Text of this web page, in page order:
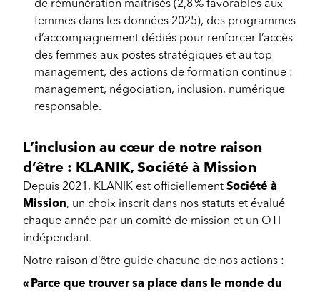
de rémunération maîtrisés (2,8 % favorables aux
femmes dans les données 2025), des programmes
d’accompagnement dédiés pour renforcer l’accès
des femmes aux postes stratégiques et au top
management, des actions de formation continue :
management, négociation, inclusion, numérique
responsable.
L’inclusion au cœur de notre raison
d’être : KLANIK, Société à Mission
Depuis 2021, KLANIK est officiellement Société à
Mission, un choix inscrit dans nos statuts et évalué
chaque année par un comité de mission et un OTI
indépendant.
Notre raison d’être guide chacune de nos actions :
« Parce que trouver sa place dans le monde du